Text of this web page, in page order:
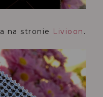
na stronie Livioon .